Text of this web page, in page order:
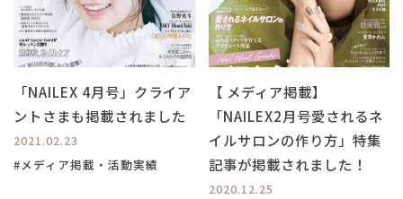
「NAILEX 4月号」クライア
ントさまも掲載されました
2021.02.23
#メディア掲載・活動実績
【 メディア掲載】
「NAILEX2月号愛されるネ
イルサロンの作り方」特集
記事が掲載されました！
2020.12.25